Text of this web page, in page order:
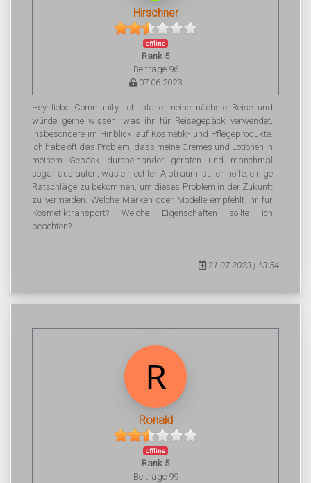
Hirschner
offline
Rank 5
Beiträge 96
07.06.2023
Hey liebe Community, ich plane meine nächste Reise und
würde gerne wissen, was ihr für Reisegepäck verwendet,
insbesondere im Hinblick auf Kosmetik- und Pflegeprodukte.
Ich habe oft das Problem, dass meine Cremes und Lotionen in
meinem Gepäck durcheinander geraten und manchmal
sogar auslaufen, was ein echter Albtraum ist. Ich hoffe, einige
Ratschläge zu bekommen, um dieses Problem in der Zukunft
zu vermeiden. Welche Marken oder Modelle empfehlt ihr für
Kosmetiktransport? Welche Eigenschaften sollte ich
beachten?
21.07.2023 | 13:54
Ronald
offline
Rank 5
Beiträge 99